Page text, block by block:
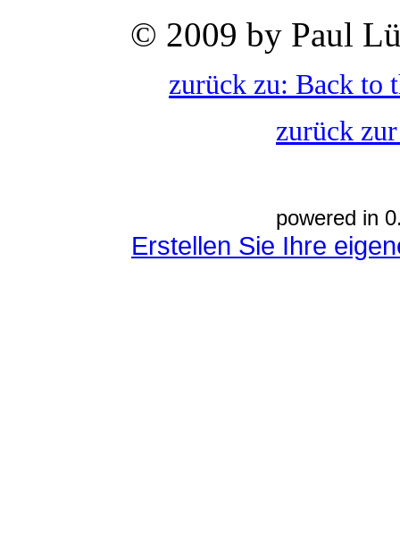
© 2009 by Paul
zurück zu: Back to
zurück
powered in
Erstellen Sie Ihre